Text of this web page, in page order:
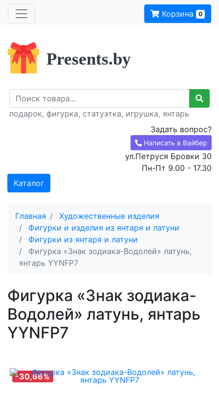
Корзина 0
Presents.by
подарок, фигурка, статуэтка, игрушка, янтарь
Задать вопрос?
Написать в Вайбер
ул.Петруся Бровки 30
Пн-Пт 9.00 - 17.30
Каталог
Главная
Художественные изделия
Фигурки и изделия из янтаря и латуни
Фигурки из янтаря и латуни
Фигурка «Знак зодиака-Водолей» латунь,
янтарь YYNFP7
Фигурка «Знак зодиака-
Водолей» латунь, янтарь
YYNFP7
-30,66%